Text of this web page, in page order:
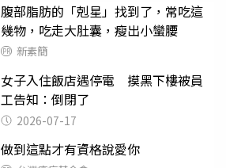
腹部脂肪的「剋星」找到了，常吃這
幾物，吃走大肚囊，瘦出小蠻腰
新素簡
女子入住飯店遇停電 摸黑下樓被員
工告知：倒閉了
2026-07-17
做到這點才有資格說愛你